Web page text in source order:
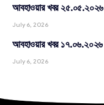
আবহাওয়ার খবর ২৫.০৫.২০২৬
July 6, 2026
আবহাওয়ার খবর ১৭.০৬.২০২৬
July 6, 2026